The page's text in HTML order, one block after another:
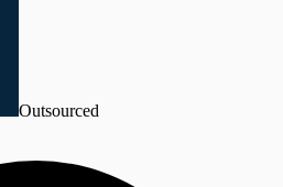
Outsourced